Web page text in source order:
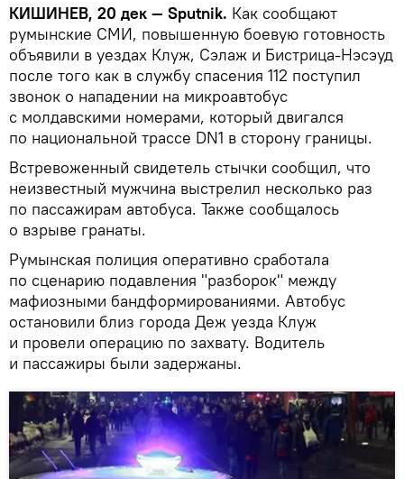
КИШИНЕВ, 20 дек — Sputnik. Как сообщают
румынские СМИ, повышенную боевую готовность
объявили в уездах Клуж, Сэлаж и Бистрица-Нэсэуд
после того как в службу спасения 112 поступил
звонок о нападении на микроавтобус
с молдавскими номерами, который двигался
по национальной трассе DN1 в сторону границы.
Встревоженный свидетель стычки сообщил, что
неизвестный мужчина выстрелил несколько раз
по пассажирам автобуса. Также сообщалось
о взрыве гранаты.
Румынская полиция оперативно сработала
по сценарию подавления "разборок" между
мафиозными бандформированиями. Автобус
остановили близ города Деж уезда Клуж
и провели операцию по захвату. Водитель
и пассажиры были задержаны.